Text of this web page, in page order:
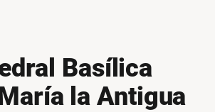
Basílica
la Antigua